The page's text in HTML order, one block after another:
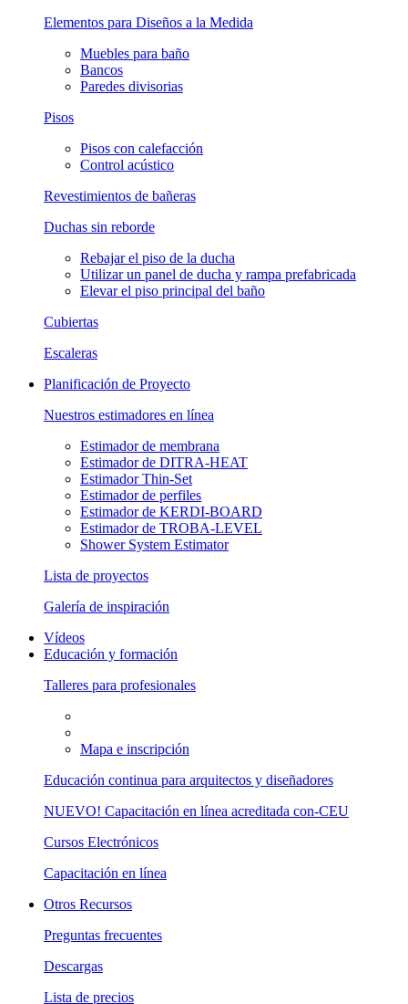
Elementos para Diseños a la Medida
Muebles para baño
Bancos
Paredes divisorias
Pisos
Pisos con calefacción
Control acústico
Revestimientos de bañeras
Duchas sin reborde
Rebajar el piso de la ducha
Utilizar un panel de ducha y rampa prefabricada
Elevar el piso principal del baño
Cubiertas
Escaleras
Planificación de Proyecto
Nuestros estimadores en línea
Estimador de membrana
Estimador de DITRA-HEAT
Estimador Thin-Set
Estimador de perfiles
Estimador de KERDI-BOARD
Estimador de TROBA-LEVEL
Shower System Estimator
Lista de proyectos
Galería de inspiración
Vídeos
Educación y formación
Talleres para profesionales
Mapa e inscripción
Educación continua para arquitectos y diseñadores
NUEVO! Capacitación en línea acreditada con-CEU
Cursos Electrónicos
Capacitación en línea
Otros Recursos
Preguntas frecuentes
Descargas
Lista de precios